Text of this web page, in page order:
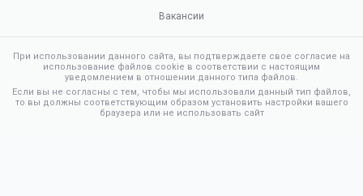
Вакансии
При использовании данного сайта, вы подтверждаете свое согласие на
использование файлов cookie в соответствии с настоящим
уведомлением в отношении данного типа файлов.
Если вы не согласны с тем, чтобы мы использовали данный тип файлов,
то вы должны соответствующим образом установить настройки вашего
браузера или не использовать сайт